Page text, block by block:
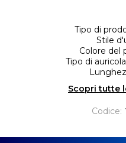
Tipo di
Stile
Colore del
Tipo di
Scopri tutte
Codice: